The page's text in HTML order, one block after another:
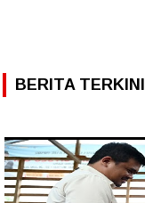
BERITA TERKINI